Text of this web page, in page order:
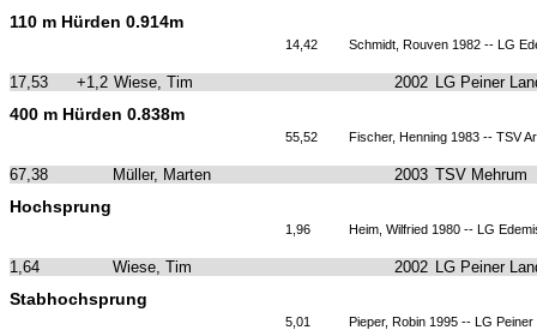
110 m Hürden 0.914m
14,42 Schmidt, Rouven 1982 -- LG
17,53 +1,2 Wiese, Tim 2002 LG Peiner
400 m Hürden 0.838m
55,52 Fischer, Henning 1983 -- TSV
67,38 Müller, Marten 2003 TSV Mehrum
Hochsprung
1,96 Heim, Wilfried 1980 -- LG
1,64 Wiese, Tim 2002 LG Peiner
Stabhochsprung
5,01 Pieper, Robin 1995 -- LG Peiner